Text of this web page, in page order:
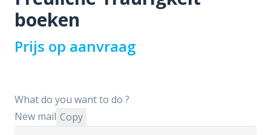
boeken
Prijs op aanvraag
What do you want to do ?
New mail Copy